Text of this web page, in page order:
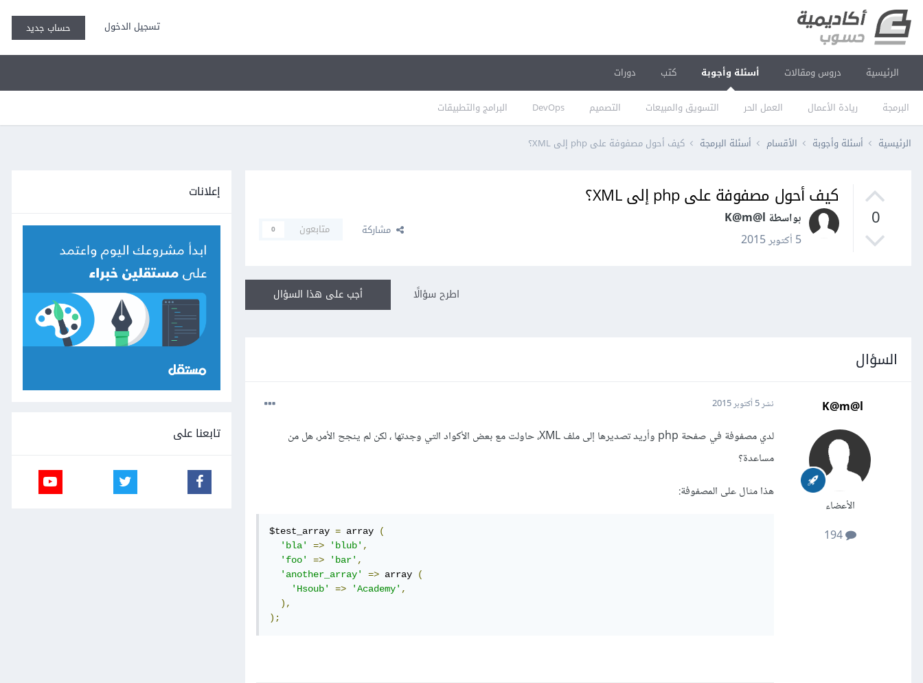
تسجيل الدخول حساب جديد
الرئيسية دروس ومقالات أسئلة وأجوبة
البرمجة ريادة الأعمال العمل الحر التسويق والمبيعات التصميم DevOps البرامج والتطبيقات
كتب دورات
الرئيسية أسئلة وأجوبة الأقسام أسئلة البرمجة كيف أحول مصفوفة على php إلى XML؟
0
كيف أحول مصفوفة على php إلى XML؟
بواسطة K@m@l
5 أكتوبر 2015
مشاركة متابعون 0
أجب على هذا السؤال اطرح سؤالًا
السؤال
K@m@l
الأعضاء
194
نشر5 أكتوبر 2015
لدي مصفوفة في صفحة php وأريد تصديرها إلى ملف XML، حاولت مع بعض الأكواد التي وجدتها ، لكن لم ينجح الأمر، هل من
مساعدة؟
هذا مثال على المصفوفة:
$test_array = array
(
'bla'
=> 'blub' ,
'foo'
=> 'bar' ,
'another_array'
=> array
(
'Hsoub'
=> 'Academy' ,
),
);
إعلانات
تابعنا على